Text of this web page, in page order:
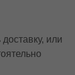
или